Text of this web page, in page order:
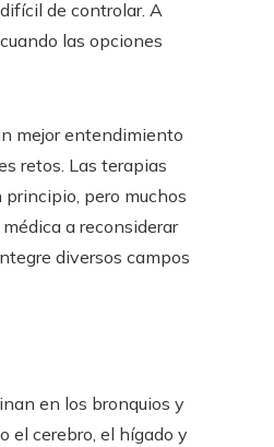
de controlar. A
las opciones
mejor entendimiento
retos. Las terapias
pero muchos
a reconsiderar
diversos campos
en los bronquios y
el cerebro, el hígado y